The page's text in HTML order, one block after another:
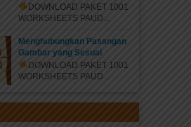
DOWNLOAD PAKET 1001
WORKSHEETS PAUD...
Menghubungkan Pasangan
Gambar yang Sesuai
DOWNLOAD PAKET 1001
WORKSHEETS PAUD...